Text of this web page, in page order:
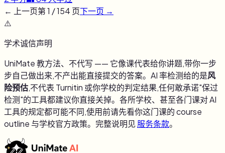
← 上一页第1 /154 页下一页 →
⚠️
学术诚信声明
UniMate 教方法、不代写 —— 它像课代表给你讲题,带你一步
步自己做出来,不产出能直接提交的答案。AI 率检测给的是风
险预估,不代表 Turnitin 或你学校的判定结果,任何敢承诺"保过
检测"的工具都建议你直接关掉。各所学校、甚至各门课对 AI
工具的规定都可能不同,使用前请先看你这门课的 course
outline 与学校官方政策。完整说明见 服务条款。